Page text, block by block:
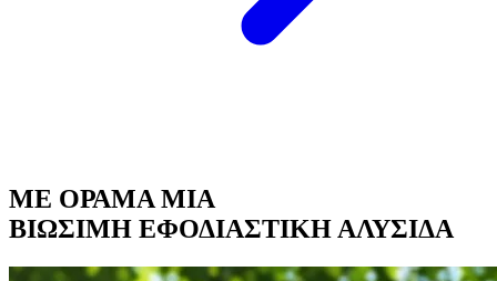
ΜΕ ΟΡΑΜΑ ΜΙΑ
ΒΙΩΣΙΜΗ ΕΦΟΔΙΑΣΤΙΚΗ ΑΛΥΣΙΔΑ